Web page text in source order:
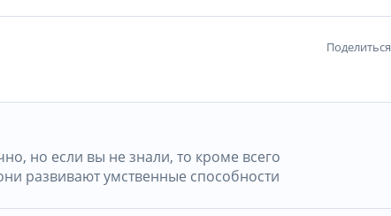
Поделиться
но если вы не знали, то кроме всего
развивают умственные способности